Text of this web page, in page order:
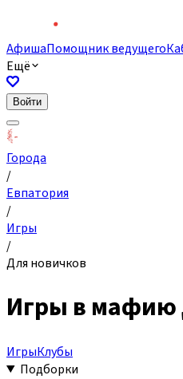
АфишаПомощник ведущего
Ещё
Войти
Города
/
Евпатория
/
Игры
/
Для новичков
Игры в мафию
ИгрыКлубы
Подборки